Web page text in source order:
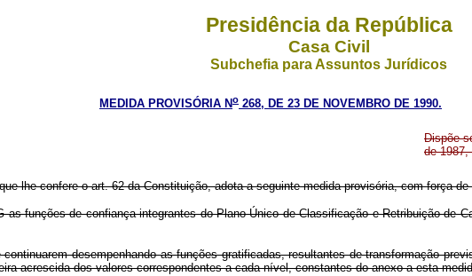
Presidência da República
Casa Civil
Subchefia para Assuntos Jurídicos
MEDIDA PROVISÓRIA No 268, DE 23 DE NOVEMBRO DE 1990.
Dispõe
de
lhe confere o art. 62 da Constituição, adota a seguinte medida provisória, com força de
funções de confiança integrantes do Plano Único de Classificação e Retribuição de
desempenhando as funções gratificadas, resultantes de transformação
acrescida dos valores correspondentes a cada nível, constantes do anexo a esta